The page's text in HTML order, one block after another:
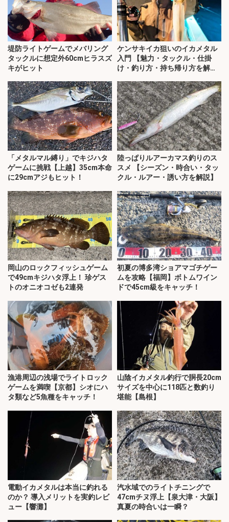
堤防ライトゲームでメバリング
タックルに想定外60cmヒラスズ
キがヒット
ケンサキイカ狙いのイカメタル
入門 【魅力・タックル・仕掛
け・釣り方・持ち帰り方を解
「メタルマル縛り」でキジハタ
ゲームに挑戦【上越】35cm本命
に29cmアジもヒット！
陸っぱりルアーカマス釣りのス
スメ 【シーズン・時合い・タッ
クル・ルアー・誘い方を解説】
岡山のロックフィッシュゲーム
で49cmキジハタ浮上！ 珍ゲス
トのオニオコゼも2連発
初夏の博多湾ショアマゴチゲー
ムを攻略【福岡】ボトムワイン
ドで45cm級をキャッチ！
漁港周辺の浅場でライトロック
ゲームを満喫【京都】シオにハ
タ類など5魚種をキャッチ！
山陰イカメタル釣行で胴長20cm
サイズを中心に118匹と数釣り
堪能【島根】
電動イカメタルは本当に釣れる
のか？ 導入メリットを実釣レビ
ュー【響灘】
汽水域でのライトチニングで
47cmチヌ浮上【泉大津・大阪】
真夏の時合いは一瞬？